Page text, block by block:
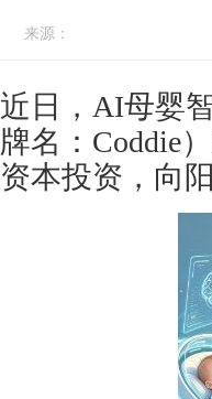
来源：
近日，AI母婴
牌名：Coddie
资本投资，向